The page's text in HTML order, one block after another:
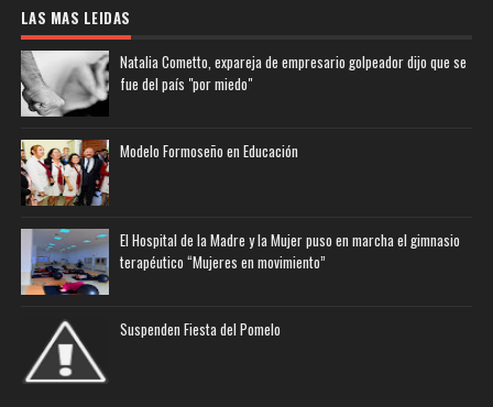
LAS MAS LEIDAS
Natalia Cometto, expareja de empresario golpeador dijo que se
fue del país "por miedo"
Modelo Formoseño en Educación
El Hospital de la Madre y la Mujer puso en marcha el gimnasio
terapéutico “Mujeres en movimiento”
Suspenden Fiesta del Pomelo